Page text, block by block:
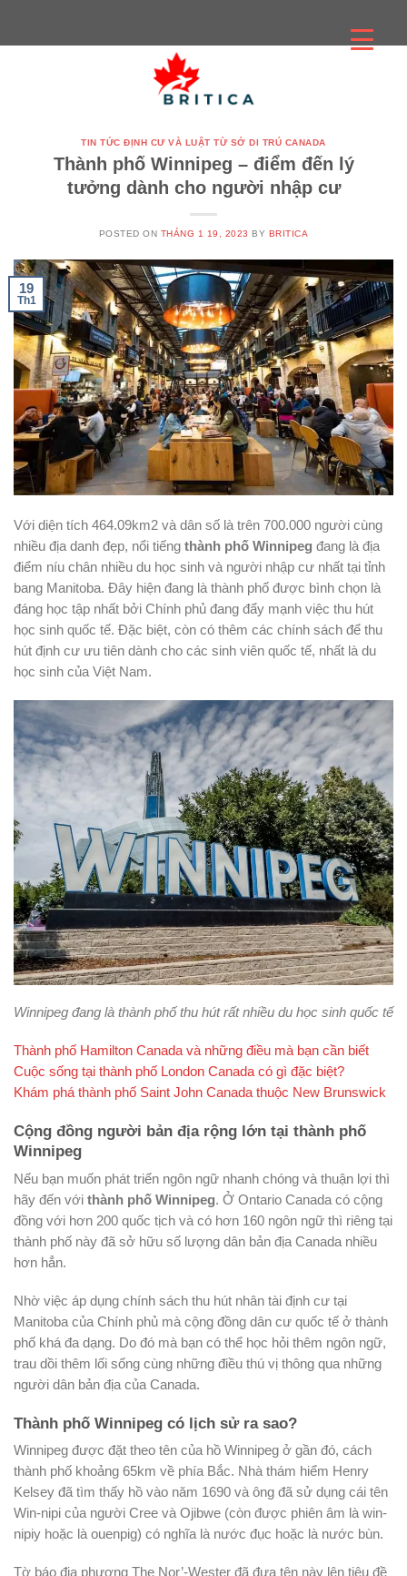
TIN TỨC ĐỊNH CƯ VÀ LUẬT TỪ SỞ DI TRÚ CANADA
Thành phố Winnipeg – điểm đến lý
tưởng dành cho người nhập cư
POSTED ON THÁNG 1 19, 2023 BY BRITICA
19
Th1
Với diện tích 464.09km2 và dân số là trên 700.000 người cùng
nhiều địa danh đẹp, nổi tiếng thành phố Winnipeg đang là địa
điểm níu chân nhiều du học sinh và người nhập cư nhất tại tỉnh
bang Manitoba. Đây hiện đang là thành phố được bình chọn là
đáng học tập nhất bởi Chính phủ đang đẩy mạnh việc thu hút
học sinh quốc tế. Đặc biệt, còn có thêm các chính sách để thu
hút định cư ưu tiên dành cho các sinh viên quốc tế, nhất là du
học sinh của Việt Nam.
Winnipeg đang là thành phố thu hút rất nhiều du học sinh quốc tế
Thành phố Hamilton Canada và những điều mà bạn cần biết
Cuộc sống tại thành phố London Canada có gì đặc biệt?
Khám phá thành phố Saint John Canada thuộc New Brunswick
Cộng đồng người bản địa rộng lớn tại thành phố
Winnipeg
Nếu bạn muốn phát triển ngôn ngữ nhanh chóng và thuận lợi thì
hãy đến với thành phố Winnipeg. Ở Ontario Canada có cộng
đồng với hơn 200 quốc tịch và có hơn 160 ngôn ngữ thì riêng tại
thành phố này đã sở hữu số lượng dân bản địa Canada nhiều
hơn hẳn.
Nhờ việc áp dụng chính sách thu hút nhân tài định cư tại
Manitoba của Chính phủ mà cộng đồng dân cư quốc tế ở thành
phố khá đa dạng. Do đó mà bạn có thể học hỏi thêm ngôn ngữ,
trau dồi thêm lối sống cùng những điều thú vị thông qua những
người dân bản địa của Canada.
Thành phố Winnipeg có lịch sử ra sao?
Winnipeg được đặt theo tên của hồ Winnipeg ở gần đó, cách
thành phố khoảng 65km về phía Bắc. Nhà thám hiểm Henry
Kelsey đã tìm thấy hồ vào năm 1690 và ông đã sử dụng cái tên
Win-nipi của người Cree và Ojibwe (còn được phiên âm là win-
nipiy hoặc là ouenpig) có nghĩa là nước đục hoặc là nước bùn.
Tờ báo địa phương The Nor’-Wester đã đưa tên này lên tiêu đề